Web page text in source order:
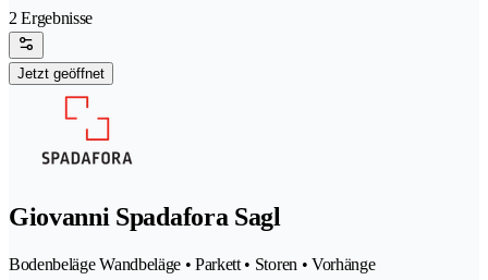
2 Ergebnisse
Jetzt geöffnet
Giovanni Spadafora Sagl
Bodenbeläge Wandbeläge • Parkett • Storen • Vorhänge